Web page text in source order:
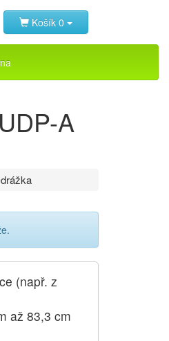
Košík 0
A
(např. z
až 83,3 cm